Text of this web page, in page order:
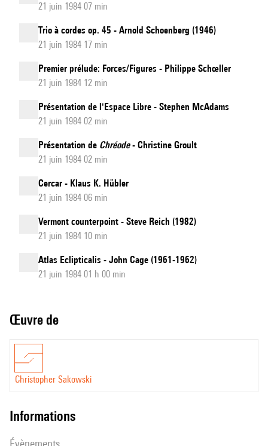
21 juin 1984 07 min
Trio à cordes op. 45 - Arnold Schoenberg (1946)
21 juin 1984 17 min
Premier prélude: Forces/Figures - Philippe Schœller
21 juin 1984 12 min
Présentation de l'Espace Libre - Stephen McAdams
21 juin 1984 02 min
Présentation de Chréode- Christine Groult
21 juin 1984 02 min
Cercar - Klaus K. Hübler
21 juin 1984 06 min
Vermont counterpoint - Steve Reich (1982)
21 juin 1984 10 min
Atlas Eclipticalis - John Cage (1961-1962)
21 juin 1984 01 h 00 min
Œuvre de
Christopher Sakowski
informations